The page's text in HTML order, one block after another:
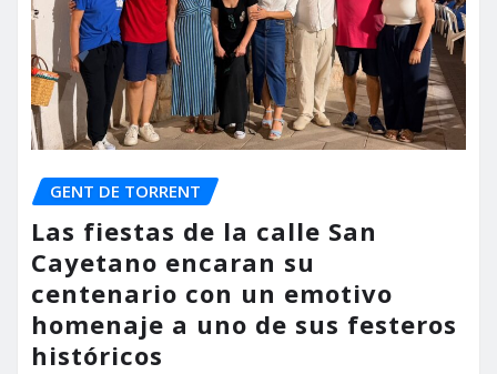
GENT DE TORRENT
Las fiestas de la calle San
Cayetano encaran su
centenario con un emotivo
homenaje a uno de sus festeros
históricos